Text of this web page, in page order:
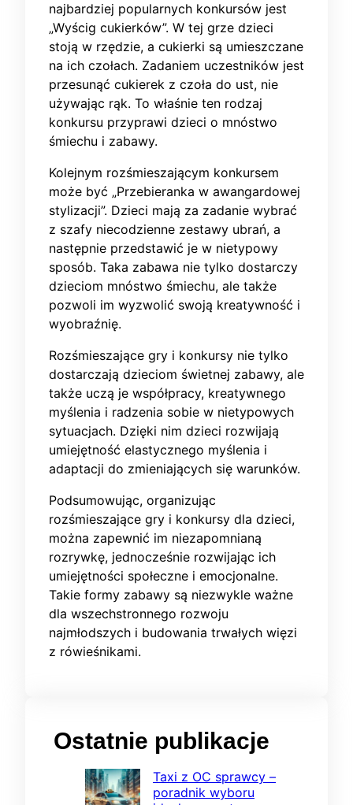
najbardziej popularnych konkursów jest
„Wyścig cukierków”. W tej grze dzieci
stoją w rzędzie, a cukierki są umieszczane
na ich czołach. Zadaniem uczestników jest
przesunąć cukierek z czoła do ust, nie
używając rąk. To właśnie ten rodzaj
konkursu przyprawi dzieci o mnóstwo
śmiechu i zabawy.
Kolejnym rozśmieszającym konkursem
może być „Przebieranka w awangardowej
stylizacji”. Dzieci mają za zadanie wybrać
z szafy niecodzienne zestawy ubrań, a
następnie przedstawić je w nietypowy
sposób. Taka zabawa nie tylko dostarczy
dzieciom mnóstwo śmiechu, ale także
pozwoli im wyzwolić swoją kreatywność i
wyobraźnię.
Rozśmieszające gry i konkursy nie tylko
dostarczają dzieciom świetnej zabawy, ale
także uczą je współpracy, kreatywnego
myślenia i radzenia sobie w nietypowych
sytuacjach. Dzięki nim dzieci rozwijają
umiejętność elastycznego myślenia i
adaptacji do zmieniających się warunków.
Podsumowując, organizując
rozśmieszające gry i konkursy dla dzieci,
można zapewnić im niezapomnianą
rozrywkę, jednocześnie rozwijając ich
umiejętności społeczne i emocjonalne.
Takie formy zabawy są niezwykle ważne
dla wszechstronnego rozwoju
najmłodszych i budowania trwałych więzi
z rówieśnikami.
Ostatnie publikacje
Taxi z OC sprawcy –
poradnik wyboru